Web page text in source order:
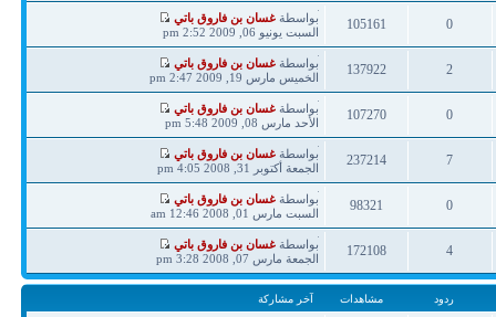
ردود
مشاهدات
0
ردود
105161
مشاهدات
آخر
مشاركة
بواسطةغسان بن فاروق باتي
السبت يونيو 06, 2009 2:52 pm
2
ردود
137922
مشاهدات
آخر
مشاركة
بواسطةغسان بن فاروق باتي
الخميس مارس 19, 2009 2:47 pm
0
ردود
107270
مشاهدات
آخر
مشاركة
بواسطةغسان بن فاروق باتي
الأحد مارس 08, 2009 5:48 pm
7
ردود
237214
مشاهدات
آخر
مشاركة
بواسطةغسان بن فاروق باتي
الجمعة أكتوبر 31, 2008 4:05 pm
0
ردود
98321
مشاهدات
آخر
مشاركة
بواسطةغسان بن فاروق باتي
السبت مارس 01, 2008 12:46 am
4
ردود
172108
مشاهدات
آخر
مشاركة
بواسطةغسان بن فاروق باتي
الجمعة مارس 07, 2008 3:28 pm
ردود مشاهدات آخر مشاركة